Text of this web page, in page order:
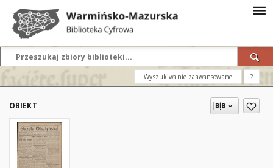
Wyszukiwanie zaawansowane ?
OBIEKT